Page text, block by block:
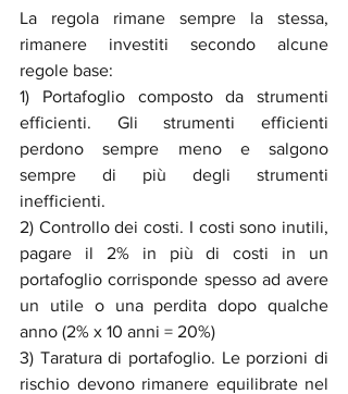
La regola rimane sempre la stessa,
rimanere investiti secondo alcune
regole base:
1) Portafoglio composto da strumenti
efficienti. Gli strumenti efficienti
perdono sempre meno e salgono
sempre di più degli strumenti
inefficienti.
2) Controllo dei costi. I costi sono inutili,
pagare il 2% in più di costi in un
portafoglio corrisponde spesso ad avere
un utile o una perdita dopo qualche
anno (2% x 10 anni = 20%)
3) Taratura di portafoglio. Le porzioni di
rischio devono rimanere equilibrate nel